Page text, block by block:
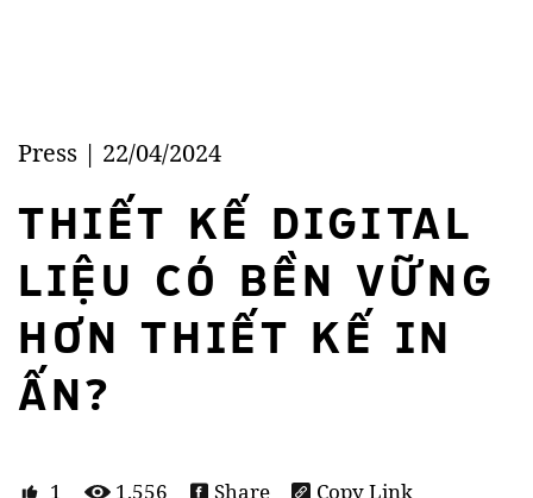
Press | 22/04/2024
THIẾT KẾ DIGITAL
LIỆU CÓ BỀN VỮNG
HƠN THIẾT KẾ IN
ẤN?
1 1,556 Share Copy Link